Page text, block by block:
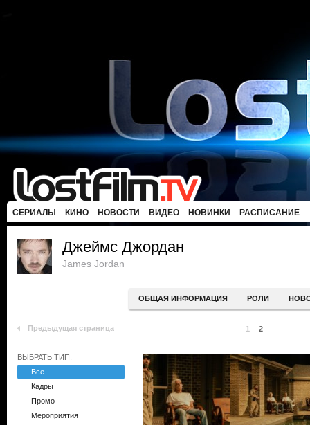
СЕРИАЛЫ КИНО НОВОСТИ ВИДЕО НОВИНКИ РАСПИСАНИЕ
Джеймс Джордан
James Jordan
ОБЩАЯ ИНФОРМАЦИЯ РОЛИ
Предыдущая страница 1 2
ВЫБРАТЬ ТИП:
Все
Кадры
Промо
Мероприятия